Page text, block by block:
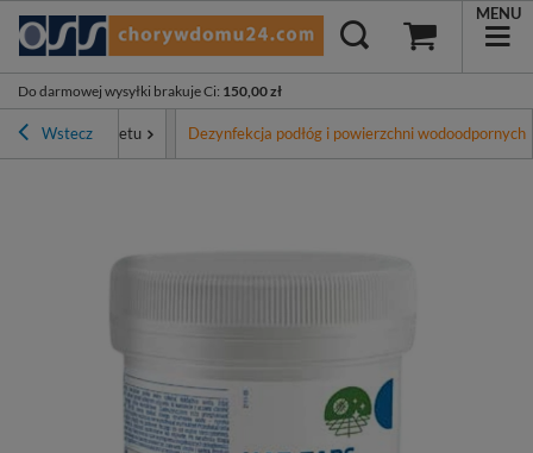
Do darmowej wysyłki brakuje Ci: 150,00 zł
MENU
Wsteczgabinetu Dezynfekcja podłóg i powierzchni wodoodpornych